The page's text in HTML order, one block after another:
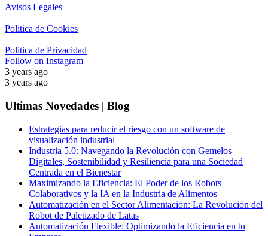
Avisos Legales
Politica de Cookies
Politica de Privacidad
Follow on Instagram
3 years ago
3 years ago
Ultimas Novedades | Blog
Estrategias para reducir el riesgo con un software de
visualización industrial
Industria 5.0: Navegando la Revolución con Gemelos
Digitales, Sostenibilidad y Resiliencia para una Sociedad
Centrada en el Bienestar
Maximizando la Eficiencia: El Poder de los Robots
Colaborativos y la IA en la Industria de Alimentos
Automatización en el Sector Alimentación: La Revolución del
Robot de Paletizado de Latas
Automatización Flexible: Optimizando la Eficiencia en tu